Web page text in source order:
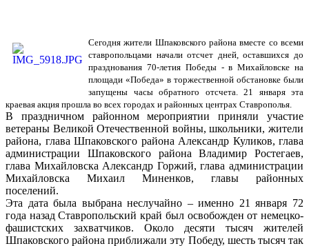
Сегодня жители Шпаковского района вместе со всеми
ставропольцами начали отсчет дней, оставшихся до
празднования 70-летия Победы - в Михайловске на
площади «Победа» в торжественной обстановке были
запущены часы обратного отсчета. 21 января эта
краевая акция прошла во всех городах и районных центрах Ставрополья.
В праздничном районном мероприятии приняли участие
ветераны Великой Отечественной войны, школьники, жители
района, глава Шпаковского района Александр Куликов, глава
администрации Шпаковского района Владимир Ростегаев,
глава Михайловска Александр Горжий, глава администрации
Михайловска Михаил Миненков, главы районных
поселений.
Эта дата была выбрана неслучайно – именно 21 января 72
года назад Ставропольский край был освобожден от немецко-
фашистских захватчиков. Около десяти тысяч жителей
Шпаковского района приближали эту Победу, шесть тысяч так